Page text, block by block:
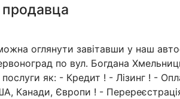
оглянути завітавши у наш
по вул. Богдана
послуги як: - Кредит ! - Лізинг ! -
Канади, Європи ! -